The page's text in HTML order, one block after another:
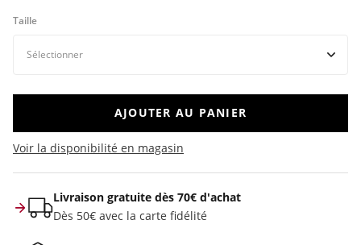
Taille
AJOUTER AU PANIER
Voir la disponibilité en magasin
Livraison gratuite dès 70€ d'achat
Dès 50€ avec la carte fidélité